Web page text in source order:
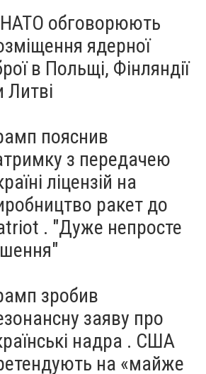
обговорюють
ядерної
в Польщі, Фінляндії
Литві
пояснив
з передачею
ліцензій на
ракет до
. "Дуже непросте
зробив
заяву про
надра . США
на «майже